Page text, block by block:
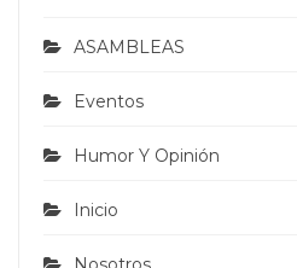
ASAMBLEAS
Eventos
Humor Y Opinión
Inicio